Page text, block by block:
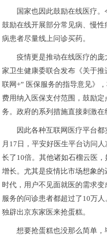
国家也因此鼓励在线医疗
鼓励在线开展部分常见病、慢
病患者尽量线上问诊买药。
疫情更是推动在线医疗的
家卫生健康委联合发布《关于
联网+” 医保服务的指导意见》
费用纳入医保支付范围，鼓励
务。政府的系列措施直接刺激在
因此各种互联网医疗平台
月17日，平安好医生平台访问
长了10倍。其他诸如石榴云医
增长。尤其是疫情比市场想象
时代，用户不见面就医的需求
服务的问诊患者都超过了10万
独辟出京东家医来抢蛋糕。
想要抢蛋糕也没那么简单，